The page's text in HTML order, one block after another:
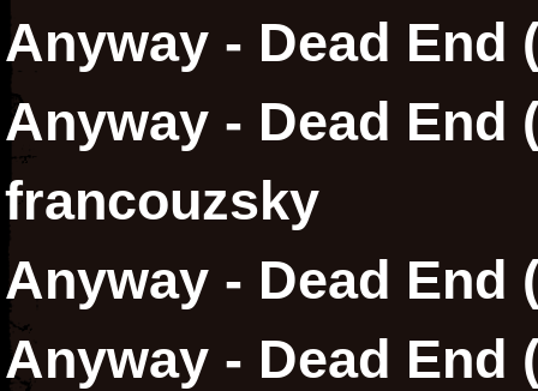
Anyway - Dead End
Anyway - Dead End
francouzsky
Anyway - Dead End
Anyway - Dead